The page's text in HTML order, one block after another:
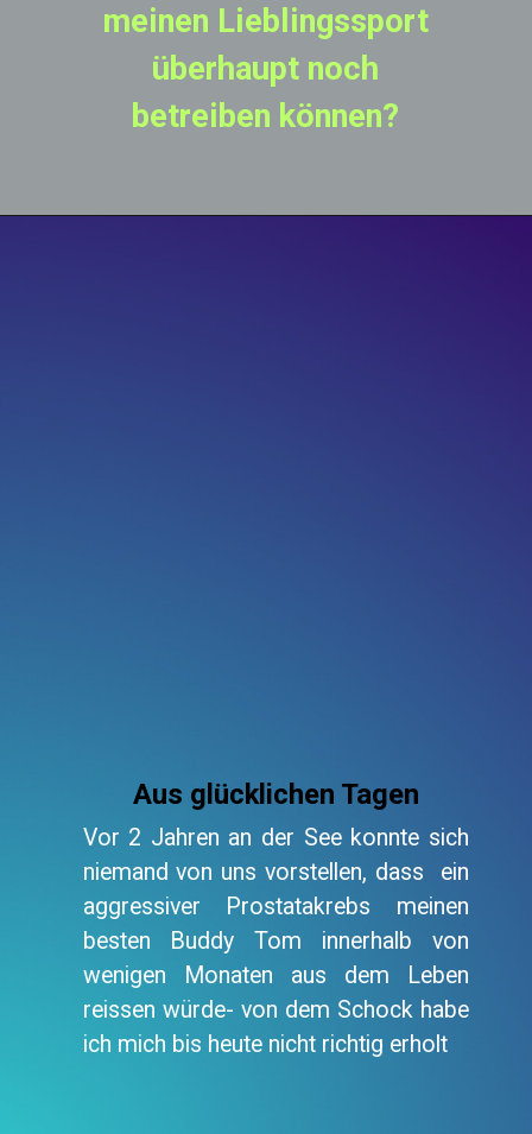
meinen Lieblingssport
überhaupt noch
betreiben können?
Aus glücklichen Tagen
Vor 2 Jahren an der See konnte sich
niemand von uns vorstellen, dass ein
aggressiver Prostatakrebs meinen
besten Buddy Tom innerhalb von
wenigen Monaten aus dem Leben
reissen würde- von dem Schock habe
ich mich bis heute nicht richtig erholt